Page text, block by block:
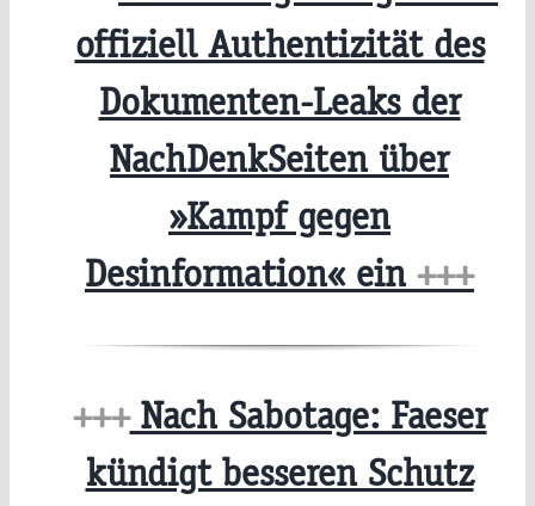
offiziell Authentizität des
Dokumenten-Leaks der
NachDenkSeiten über
»Kampf gegen
Desinformation« ein +++
+++Nach Sabotage: Faeser
kündigt besseren Schutz